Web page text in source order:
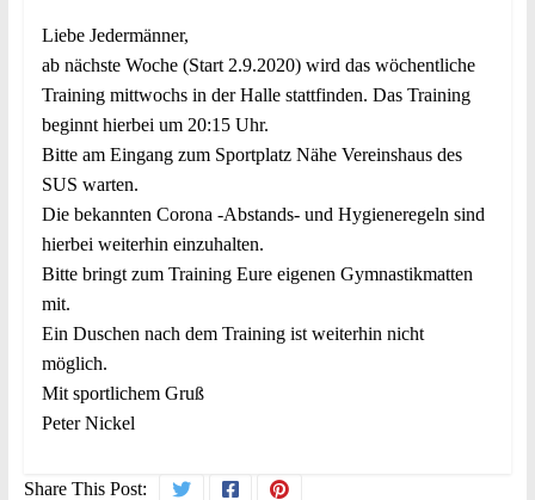
Liebe Jedermänner,
ab nächste Woche (Start 2.9.2020) wird das wöchentliche
Training mittwochs in der Halle stattfinden. Das Training
beginnt hierbei um 20:15 Uhr.
Bitte am Eingang zum Sportplatz Nähe Vereinshaus des
SUS warten.
Die bekannten Corona -Abstands- und Hygieneregeln sind
hierbei weiterhin einzuhalten.
Bitte bringt zum Training Eure eigenen Gymnastikmatten
mit.
Ein Duschen nach dem Training ist weiterhin nicht
möglich.
Mit sportlichem Gruß
Peter Nickel
Share This Post: